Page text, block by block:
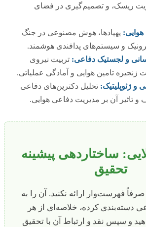
ریسک، و تصمیم‌گیری در فضای
هوایی: پهپادها، هوش مصنوعی در جنگ
و سیستم‌های پدافندی هوشمند.
و لجستیک دفاعی: تربیت نیروی
تامین هوایی و آمادگی عملیاتی.
و ژئوپلیتیک: تحلیل دکترین‌های دفاعی
تاثیر آن بر مدیریت دفاعی هوایی.
ساختاردهی پیشینه
تحقیق
فهرست‌وار ارائه نکنید. آن را به
کرده، خلاصه‌ای از هر
و سپس نقد و ارتباط آن با تحقیق